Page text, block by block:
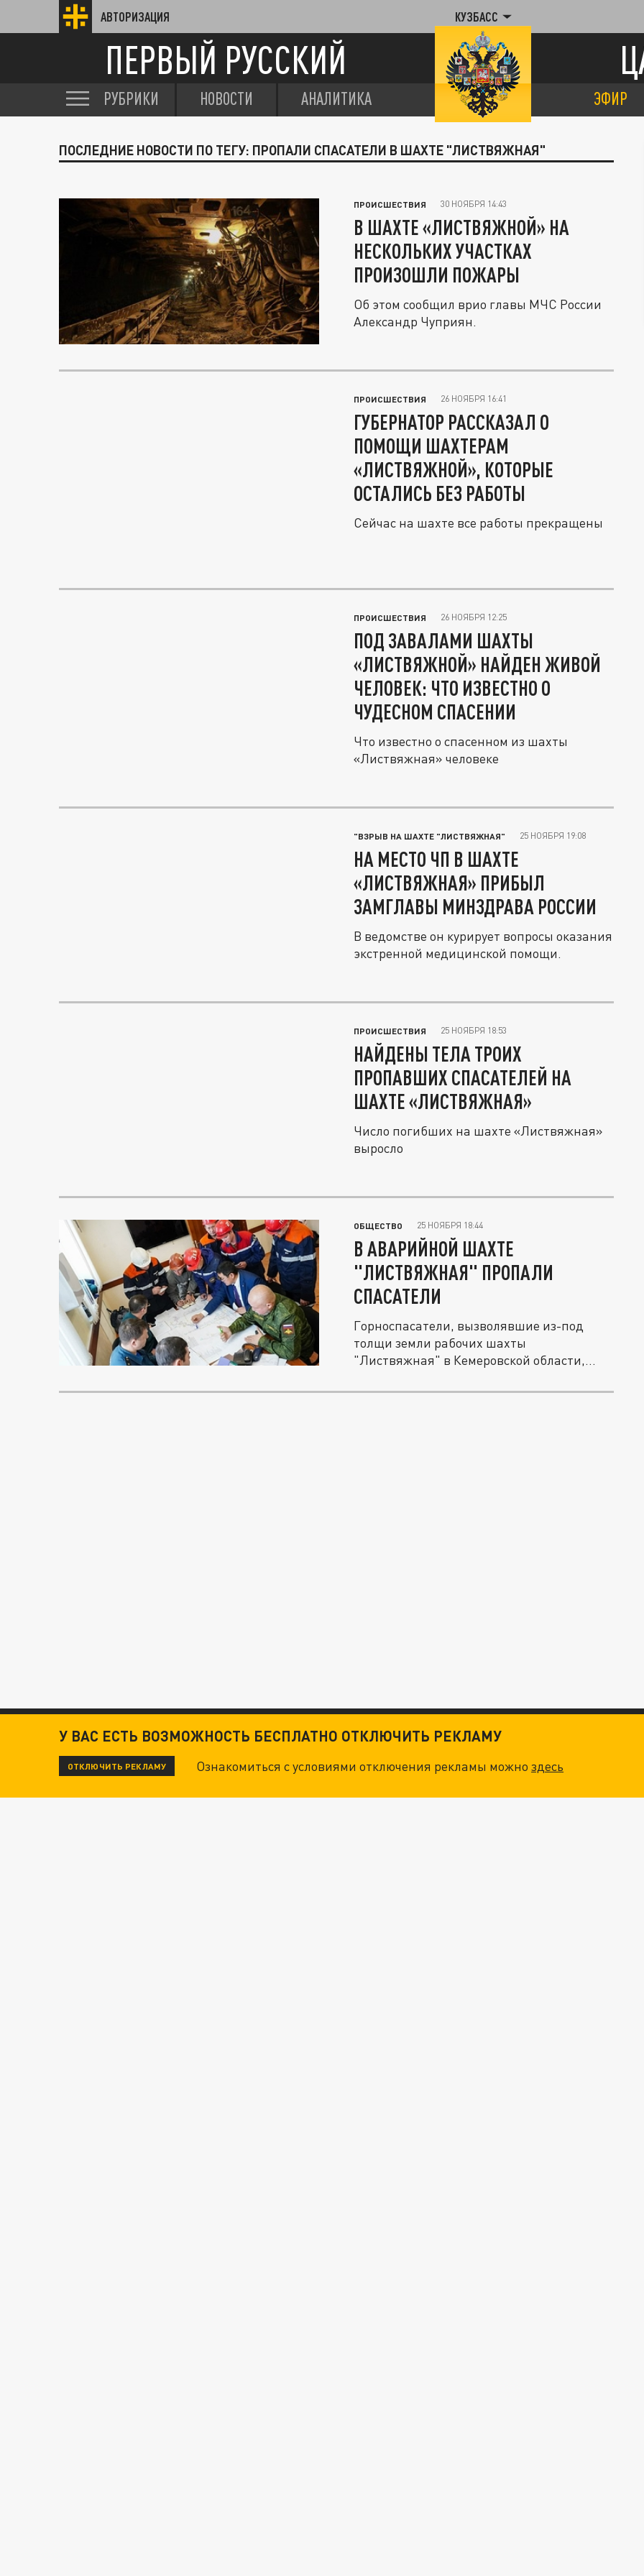
АВТОРИЗАЦИЯ КУЗБАСС
ПЕРВЫЙ РУССКИЙ
РУБРИКИ НОВОСТИ АНАЛИТИКА ЭФИР
ПОСЛЕДНИЕ НОВОСТИ ПО ТЕГУ: ПРОПАЛИ СПАСАТЕЛИ В ШАХТЕ "ЛИСТВЯЖНАЯ"
ПРОИСШЕСТВИЯ 30 НОЯБРЯ 14:43
В ШАХТЕ «ЛИСТВЯЖНОЙ» НА
НЕСКОЛЬКИХ УЧАСТКАХ
ПРОИЗОШЛИ ПОЖАРЫ
Об этом сообщил врио главы МЧС России
Александр Чуприян.
ПРОИСШЕСТВИЯ 26 НОЯБРЯ 16:41
ГУБЕРНАТОР РАССКАЗАЛ О
ПОМОЩИ ШАХТЕРАМ
«ЛИСТВЯЖНОЙ», КОТОРЫЕ
ОСТАЛИСЬ БЕЗ РАБОТЫ
Сейчас на шахте все работы прекращены
ПРОИСШЕСТВИЯ 26 НОЯБРЯ 12:25
ПОД ЗАВАЛАМИ ШАХТЫ
«ЛИСТВЯЖНОЙ» НАЙДЕН ЖИВОЙ
ЧЕЛОВЕК: ЧТО ИЗВЕСТНО О
ЧУДЕСНОМ СПАСЕНИИ
Что известно о спасенном из шахты
«Листвяжная» человеке
"ВЗРЫВ НА ШАХТЕ "ЛИСТВЯЖНАЯ" 25 НОЯБРЯ 19:08
НА МЕСТО ЧП В ШАХТЕ
«ЛИСТВЯЖНАЯ» ПРИБЫЛ
ЗАМГЛАВЫ МИНЗДРАВА РОССИИ
В ведомстве он курирует вопросы оказания
экстренной медицинской помощи.
ПРОИСШЕСТВИЯ 25 НОЯБРЯ 18:53
НАЙДЕНЫ ТЕЛА ТРОИХ
ПРОПАВШИХ СПАСАТЕЛЕЙ НА
ШАХТЕ «ЛИСТВЯЖНАЯ»
Число погибших на шахте «Листвяжная»
выросло
ОБЩЕСТВО 25 НОЯБРЯ 18:44
В АВАРИЙНОЙ ШАХТЕ
"ЛИСТВЯЖНАЯ" ПРОПАЛИ
СПАСАТЕЛИ
Горноспасатели, вызволявшие из-под
толщи земли рабочих шахты
"Листвяжная" в Кемеровской области,
У ВАС ЕСТЬ ВОЗМОЖНОСТЬ БЕСПЛАТНО ОТКЛЮЧИТЬ РЕКЛАМУ
ОТКЛЮЧИТЬ РЕКЛАМУ Ознакомиться с условиями отключения рекламы можноздесь